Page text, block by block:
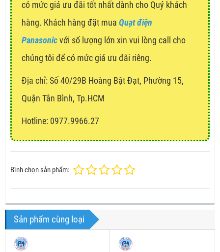
có mức giá ưu đãi tốt nhất dành cho Quý khách
hàng. Khách hàng đặt mua Quạt điện
Panasonicvới số lượng lớn xin vui lòng call cho
chúng tôi để có mức giá ưu đãi riêng.
Địa chỉ: Số 40/29B Hoàng Bật Đạt, Phường 15,
Quận Tân Bình, Tp.HCM
Hotline: 0977.9966.27
Bình chọn sản phẩm:
Sản phẩm cùng loại